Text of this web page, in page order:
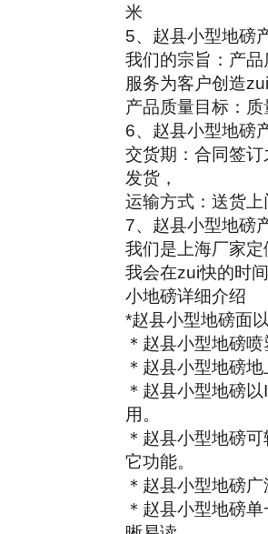
米
5、赵县小型地磅
我们的宗旨：产
服务为客户创造
产品质量目标：
6、赵县小型地磅
交货期：合同签
发货，
运输方式：送货
7、赵县小型地磅
我们是上海厂家
我会在zui快的时
小地磅详细介绍
*赵县小型地磅面
＊赵县小型地磅
＊赵县小型地磅
＊赵县小型地磅以
用。
＊赵县小型地磅
它功能。
＊赵县小型地磅
＊赵县小型地磅